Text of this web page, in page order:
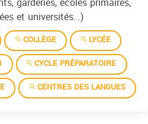
et universités...)
COLLÈGE
LYCÉE
CYCLE PRÉPARATOIRE
CENTRES DES LANGUES